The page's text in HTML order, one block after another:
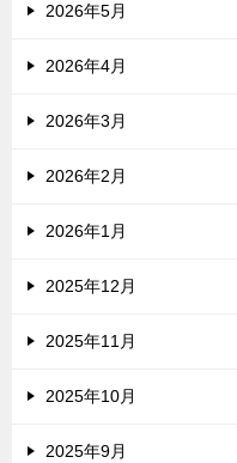
2026年5月
2026年4月
2026年3月
2026年2月
2026年1月
2025年12月
2025年11月
2025年10月
2025年9月